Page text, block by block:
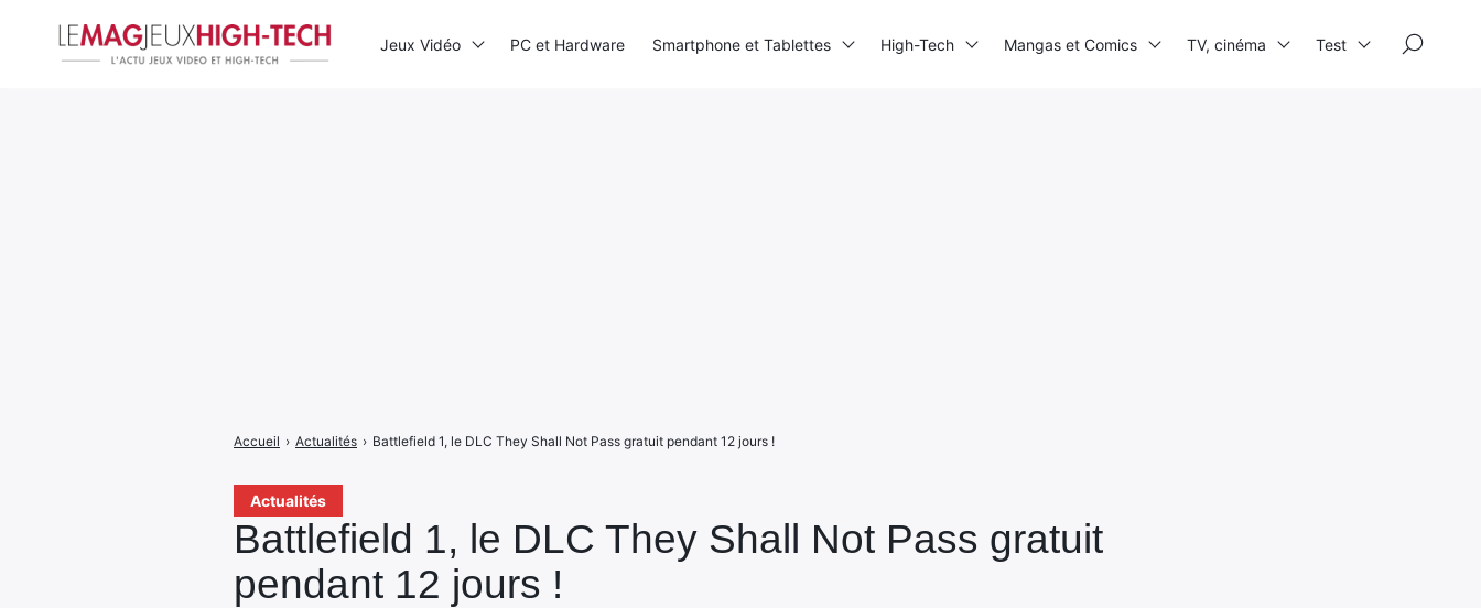
Actualités
Battlefield 1, le DLC They Shall Not Pass gratuit
pendant 12 jours !
Accueil › Actualités › Battlefield 1, le DLC They Shall Not Pass gratuit pendant 12 jours !
Jeux Vidéo PC et Hardware Smartphone et Tablettes High-Tech Mangas et Comics TV, cinéma Test